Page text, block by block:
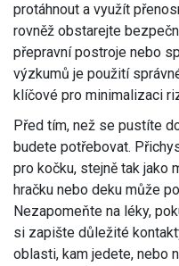
protáhnout a využít
rovněž obstarejte
přepravní postroje nebo
výzkumů je použití
klíčové pro minimalizaci
Před tím, než se pustíte
budete potřebovat.
pro kočku, stejně tak jako
hračku nebo deku může
Nezapomeňte na léky,
si zapište důležité
oblasti, kam jedete, nebo